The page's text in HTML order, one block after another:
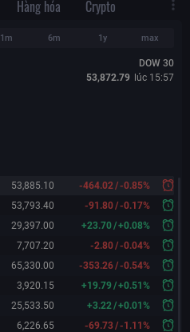
Hàng hóa Crypto
1m 6m 1y max
DOW 30
53,872.79 lúc 15:57
53,885.10 -464.02/-0.85%
53,793.40 -91.80/-0.17%
29,397.00 +23.70/+0.08%
7,707.20 -2.80/-0.04%
65,330.00 -353.26/-0.54%
3,920.15 +19.79/+0.51%
25,533.50 +3.22/+0.01%
6,226.65 -69.73/-1.11%